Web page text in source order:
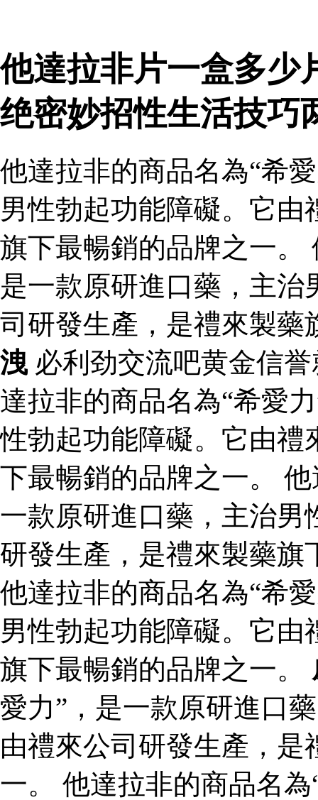
他達拉非片一盒多少
绝密妙招性生活技巧
他達拉非的商品名為“希
男性勃起功能障礙。它
旗下最暢銷的品牌之一。
是一款原研進口藥，主
司研發生產，是禮來製藥
洩 必利劲交流吧黄金信
達拉非的商品名為“希愛
性勃起功能障礙。它由禮
下最暢銷的品牌之一。
一款原研進口藥，主治男
研發生產，是禮來製藥
他達拉非的商品名為“希
男性勃起功能障礙。它
旗下最暢銷的品牌之一。
愛力”，是一款原研進口
由禮來公司研發生產，
一。 他達拉非的商品名